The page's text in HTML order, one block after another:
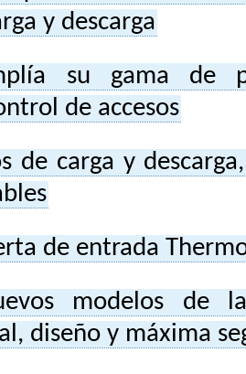
y descarga
su gama de
de accesos
de carga y
de entrada
modelos de
diseño y máxima